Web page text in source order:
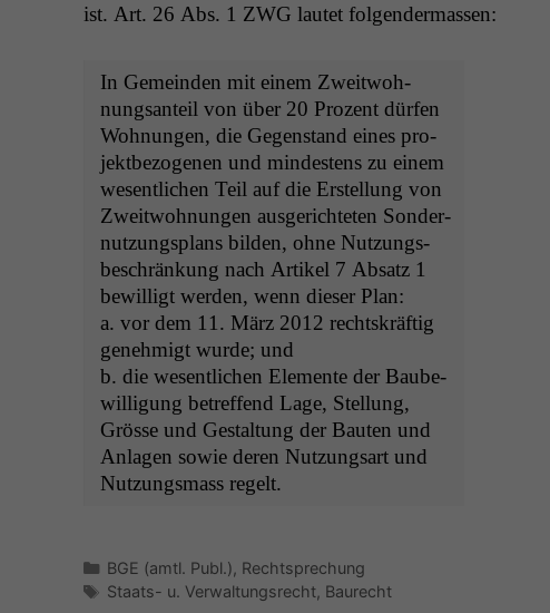
ist. Art. 26 Abs. 1 ZWG lautet folgendermassen:
In Gemein­den mit einem Zweit­woh­
nungsan­teil von über 20 Prozent dür­fen
Woh­nun­gen, die Gegen­stand eines pro­
jek­t­be­zo­ge­nen und min­destens zu einem
wesentlichen Teil auf die Erstel­lung von
Zweit­woh­nun­gen aus­gerichteten Son­der­
nutzungs­plans bilden, ohne Nutzungs­
beschränkung nach Artikel 7 Absatz 1
bewil­ligt wer­den, wenn dieser Plan:
a. vor dem 11. März 2012 recht­skräftig
genehmigt wurde; und
b. die wesentlichen Ele­mente der Baube­
wil­li­gung betr­e­f­fend Lage, Stel­lung,
Grösse und Gestal­tung der Baut­en und
Anla­gen sowie deren Nutzungsart und
Nutzungs­mass regelt.
Kategorien
BGE (amtl. Publ.), Rechtsprechung
Schlagwörter
Staats- u. Verwaltungsrecht, Baurecht